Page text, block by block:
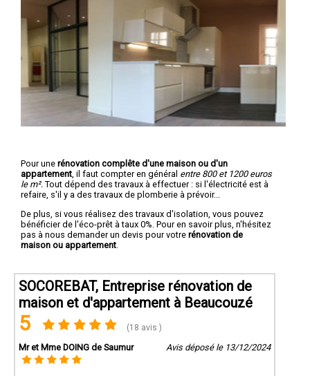
Pour une rénovation complête d'une maison ou d'un
appartement , il faut compter en général entre 800 et 1200 euros
le m². Tout dépend des travaux à effectuer : si l'électricité est à
refaire, s'il y a des travaux de plomberie à prévoir...
De plus, si vous réalisez des travaux d'isolation, vous pouvez
bénéficier de l'éco-prêt à taux 0%. Pour en savoir plus, n'hésitez
pas à nous demander un devis pour votre rénovation de
maison ou appartement
SOCOREBAT, Entreprise rénovation de
maison et d'appartement à Beaucouzé
5 (18 avis )
Mr et Mme DOING de Saumur Avis déposé le 13/12/2024